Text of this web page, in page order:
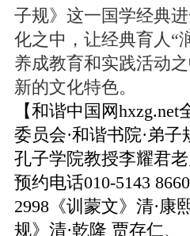
子规》这一国学经典
化之中，让经典育人“
养成教育和实践活动
新的文化特色。
【和谐中国网
委员会·和谐书院·弟
孔子学院教授李耀君
预约电话010-5143
2998《训蒙文》清·康
规》清·乾隆 贾存仁、